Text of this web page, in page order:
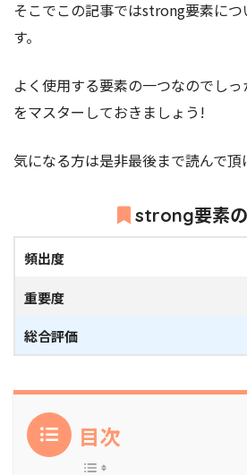
そこでこの記事ではstrong要素に
す。
よく使用する要素の一つなのでし
をマスターしておきましょう!
気になる方は是非最後まで読んで頂
strong要素
頻出度
重要度
総合評価
目次